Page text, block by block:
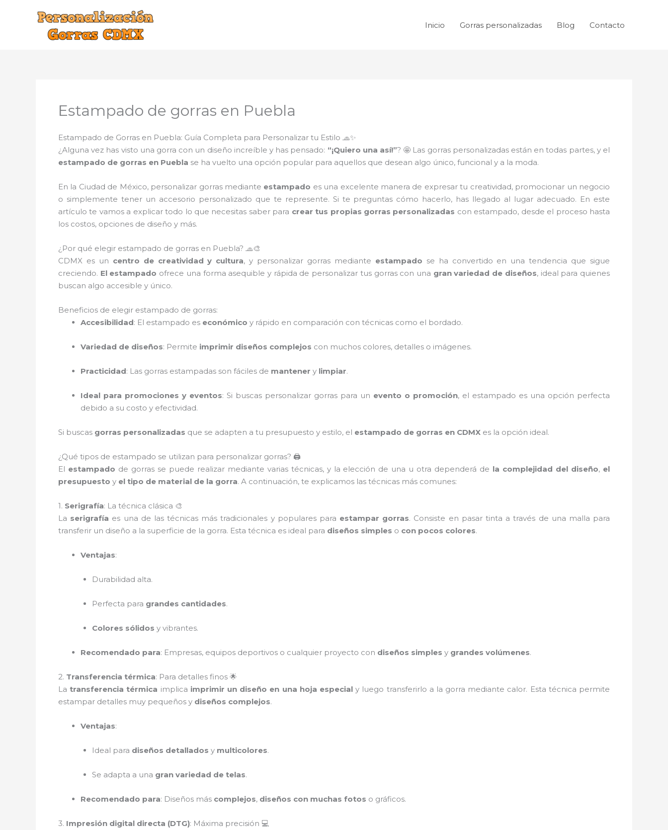
Inicio Gorras personalizadas Blog Contacto
Estampado de gorras en Puebla
Estampado de Gorras en Puebla: Guía Completa para Personalizar tu Estilo 🧢✨
¿Alguna vez has visto una gorra con un diseño increíble y has pensado: “¡Quiero una así!”? 🤩 Las gorras personalizadas están en todas partes, y el
estampado de gorras en Puebla se ha vuelto una opción popular para aquellos que desean algo único, funcional y a la moda.
En la Ciudad de México, personalizar gorras mediante estampado es una excelente manera de expresar tu creatividad, promocionar un negocio
o simplemente tener un accesorio personalizado que te represente. Si te preguntas cómo hacerlo, has llegado al lugar adecuado. En este
artículo te vamos a explicar todo lo que necesitas saber para crear tus propias gorras personalizadas con estampado, desde el proceso hasta
los costos, opciones de diseño y más.
¿Por qué elegir estampado de gorras en Puebla? 🧢🎨
CDMX es un centro de creatividad y cultura, y personalizar gorras mediante estampado se ha convertido en una tendencia que sigue
creciendo. El estampado ofrece una forma asequible y rápida de personalizar tus gorras con una gran variedad de diseños, ideal para quienes
buscan algo accesible y único.
Beneficios de elegir estampado de gorras:
Accesibilidad: El estampado es económico y rápido en comparación con técnicas como el bordado.
Variedad de diseños: Permite imprimir diseños complejos con muchos colores, detalles o imágenes.
Practicidad: Las gorras estampadas son fáciles de mantener y limpiar.
Ideal para promociones y eventos: Si buscas personalizar gorras para un evento o promoción, el estampado es una opción perfecta
debido a su costo y efectividad.
Si buscas gorras personalizadas que se adapten a tu presupuesto y estilo, el estampado de gorras en CDMX es la opción ideal.
¿Qué tipos de estampado se utilizan para personalizar gorras? 🖨️
El estampado de gorras se puede realizar mediante varias técnicas, y la elección de una u otra dependerá de la complejidad del diseño, el
presupuesto y el tipo de material de la gorra. A continuación, te explicamos las técnicas más comunes:
1. Serigrafía: La técnica clásica 🎨
La serigrafía es una de las técnicas más tradicionales y populares para estampar gorras. Consiste en pasar tinta a través de una malla para
transferir un diseño a la superficie de la gorra. Esta técnica es ideal para diseños simples o con pocos colores.
Ventajas:
Durabilidad alta.
Perfecta para grandes cantidades.
Colores sólidos y vibrantes.
Recomendado para: Empresas, equipos deportivos o cualquier proyecto con diseños simples y grandes volúmenes.
2. Transferencia térmica: Para detalles finos 🌟
Latransferencia térmica implica imprimir un diseño en una hoja especialy luego transferirlo a la gorra mediante calor. Esta técnica permite
estampar detalles muy pequeños y diseños complejos.
Ventajas:
Ideal para diseños detallados y multicolores.
Se adapta a una gran variedad de telas.
Recomendado para: Diseños más complejos, diseños con muchas fotos o gráficos.
3. Impresión digital directa (DTG): Máxima precisión 💻